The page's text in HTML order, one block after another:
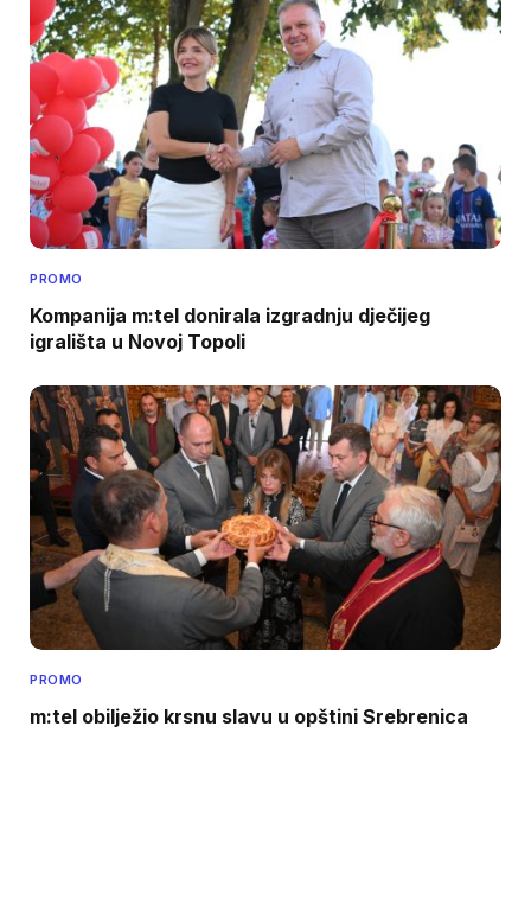
PROMO
Kompanija m:tel donirala izgradnju dječijeg
igrališta u Novoj Topoli
PROMO
m:tel obilježio krsnu slavu u opštini Srebrenica